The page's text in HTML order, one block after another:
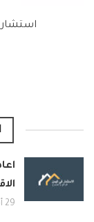
29 أبريل 2022